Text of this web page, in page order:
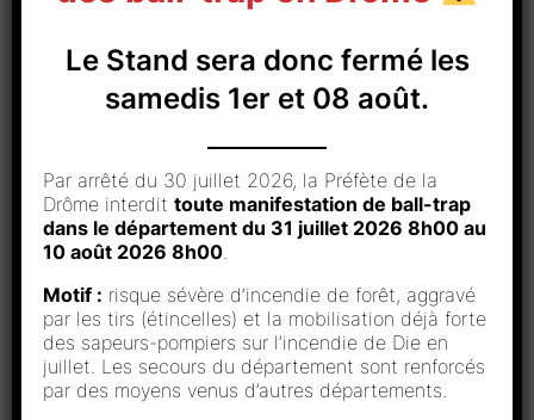
Résultats 2023 – Concours du
Résultats 2023 – Championnat
Départemental FU 26-38
30/04/2023
Résultats 2023 – Grand Prix de la
Ville de Valence
05/03/2023
Résultats 2023 – Prix Ouverture
Le Stand sera donc fermé les
samedis 1er et 08 août.
Par arrêté du 30 juillet 2026, la Préfète de la
Drôme interdittoute manifestation de ball-trap
dans le département du 31 juillet 2026 8h00 au
10 août 2026 8h00.
Motif : risque sévère d’incendie de forêt, aggravé
par les tirs (étincelles) et la mobilisation déjà forte
des sapeurs-pompiers sur l’incendie de Die en
juillet. Les secours du département sont renforcés
par des moyens venus d’autres départements.